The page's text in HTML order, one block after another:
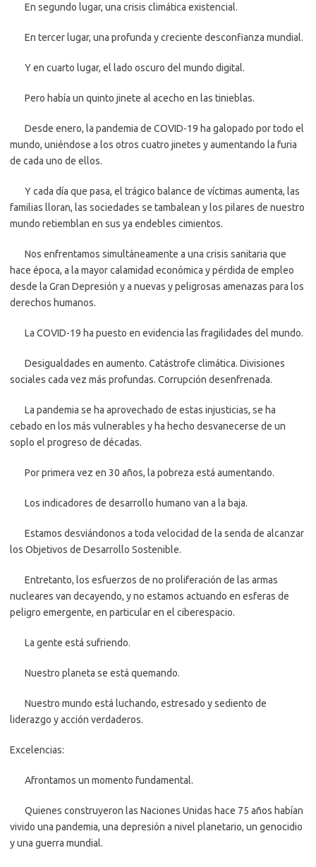
En segundo lugar, una crisis climática existencial.
En tercer lugar, una profunda y creciente desconfianza mundial.
Y en cuarto lugar, el lado oscuro del mundo digital.
Pero había un quinto jinete al acecho en las tinieblas.
Desde enero, la pandemia de COVID-19 ha galopado por todo el
mundo, uniéndose a los otros cuatro jinetes y aumentando la furia
de cada uno de ellos.
Y cada día que pasa, el trágico balance de víctimas aumenta, las
familias lloran, las sociedades se tambalean y los pilares de nuestro
mundo retiemblan en sus ya endebles cimientos.
Nos enfrentamos simultáneamente a una crisis sanitaria que
hace época, a la mayor calamidad económica y pérdida de empleo
desde la Gran Depresión y a nuevas y peligrosas amenazas para los
derechos humanos.
La COVID-19 ha puesto en evidencia las fragilidades del mundo.
Desigualdades en aumento. Catástrofe climática. Divisiones
sociales cada vez más profundas. Corrupción desenfrenada.
La pandemia se ha aprovechado de estas injusticias, se ha
cebado en los más vulnerables y ha hecho desvanecerse de un
soplo el progreso de décadas.
Por primera vez en 30 años, la pobreza está aumentando.
Los indicadores de desarrollo humano van a la baja.
Estamos desviándonos a toda velocidad de la senda de alcanzar
los Objetivos de Desarrollo Sostenible.
Entretanto, los esfuerzos de no proliferación de las armas
nucleares van decayendo, y no estamos actuando en esferas de
peligro emergente, en particular en el ciberespacio.
La gente está sufriendo.
Nuestro planeta se está quemando.
Nuestro mundo está luchando, estresado y sediento de
liderazgo y acción verdaderos.
Excelencias:
Afrontamos un momento fundamental.
Quienes construyeron las Naciones Unidas hace 75 años habían
vivido una pandemia, una depresión a nivel planetario, un genocidio
y una guerra mundial.